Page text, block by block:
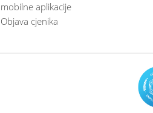
mobilne aplikacije
Objava cjenika